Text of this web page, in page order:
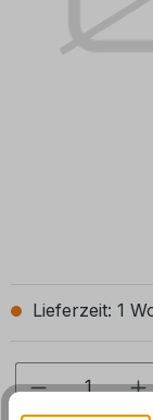
Lieferzeit: 1
Produkt